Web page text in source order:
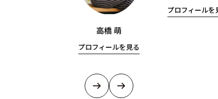
高橋 萌
プロフィールを見る
プロフィールを